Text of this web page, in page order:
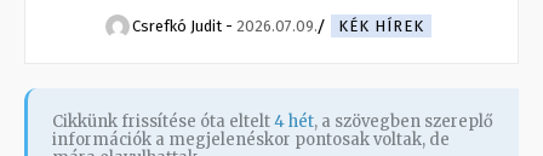
Csrefkó Judit - 2026.07.09. KÉK HÍREK
Cikkünk frissítése óta eltelt4 hét, a szövegben szereplő
információk a megjelenéskor pontosak voltak, de